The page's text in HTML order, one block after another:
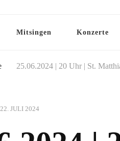
Mitsingen Konzerte
25.06.2024 | 20 Uhr | St.
22. JULI 2024